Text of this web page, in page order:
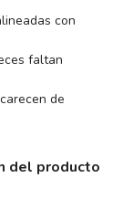
con
faltan
de
del producto